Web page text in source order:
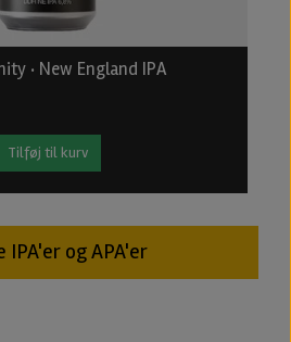
· New England IPA
Tilføj til kurv
IPA'er og APA'er